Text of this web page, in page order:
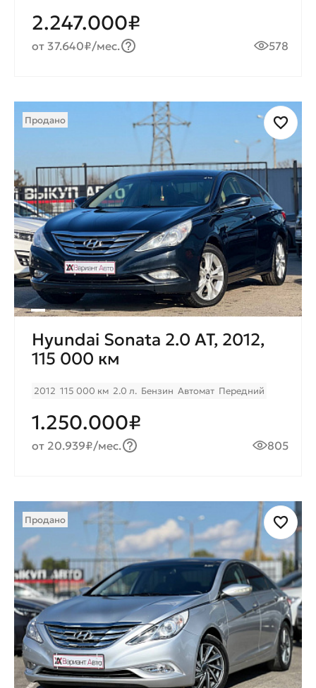
2.247.000₽
от 37.640₽/мес. 578
Продано
Hyundai Sonata 2.0 AT, 2012,
115 000 км
2012 115 000 км 2.0 л. Бензин Автомат Передний
1.250.000₽
от 20.939₽/мес. 805
Продано